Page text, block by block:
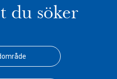
du söker